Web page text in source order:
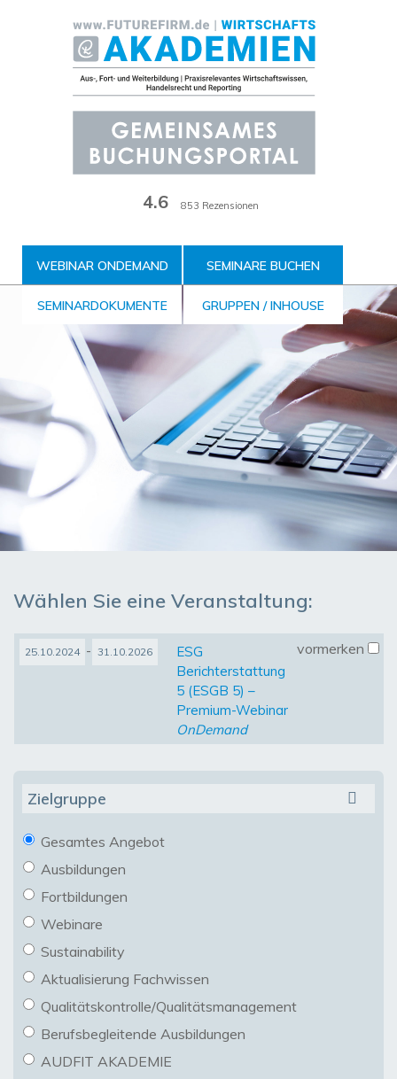
4.6 853 Rezensionen
WEBINAR ONDEMAND
SEMINARDOKUMENTE
SEMINARE BUCHEN
GRUPPEN / INHOUSE
Wählen Sie eine Veranstaltung:
25.10.2024 - 31.10.2026
ESG
Berichterstattung
5 (ESGB 5) –
Premium-Webinar
OnDemand
vormerken
Zielgruppe
Gesamtes Angebot
Ausbildungen
Fortbildungen
Webinare
Sustainability
Aktualisierung Fachwissen
Qualitätskontrolle/Qualitätsmanagement
Berufsbegleitende Ausbildungen
AUDFIT AKADEMIE